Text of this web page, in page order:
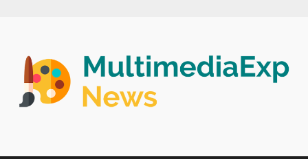
content